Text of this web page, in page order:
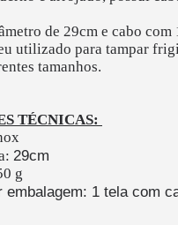
de 29cm e cabo com
utilizado para tampar
tamanhos.
TÉCNICAS:
29cm
g
embalagem: 1 tela com